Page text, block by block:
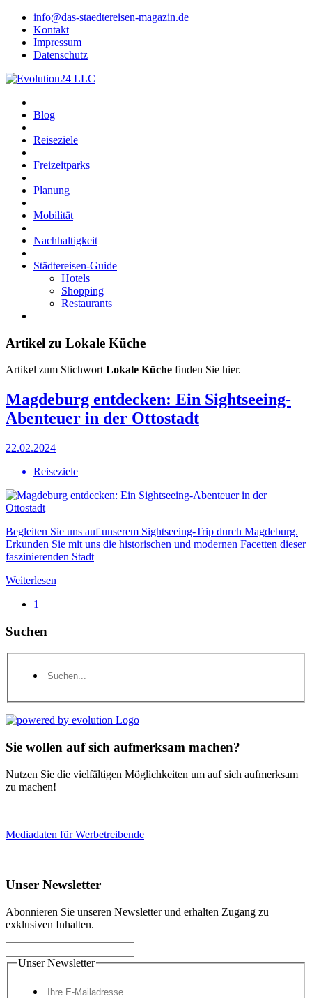
info@das-staedtereisen-magazin.de
Kontakt
Impressum
Datenschutz
Blog
Reiseziele
Freizeitparks
Planung
Mobilität
Nachhaltigkeit
Städtereisen-Guide
Hotels
Shopping
Restaurants
Artikel zu Lokale Küche
Artikel zum StichwortLokale Küche finden Sie hier.
Magdeburg entdecken: Ein Sightseeing-
Abenteuer in der Ottostadt
22.02.2024
Reiseziele
Begleiten Sie uns auf unserem Sightseeing-Trip durch Magdeburg.
Erkunden Sie mit uns die historischen und modernen Facetten dieser
faszinierenden Stadt
Weiterlesen
1
Suchen
Sie wollen auf sich aufmerksam machen?
Nutzen Sie die vielfältigen Möglichkeiten um auf sich aufmerksam
zu machen!
Mediadaten für Werbetreibende
Unser Newsletter
Abonnieren Sie unseren Newsletter und erhalten Zugang zu
exklusiven Inhalten.
Unser Newsletter